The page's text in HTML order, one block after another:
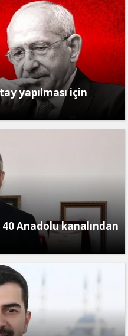
yapılması için
40 Anadolu kanalından